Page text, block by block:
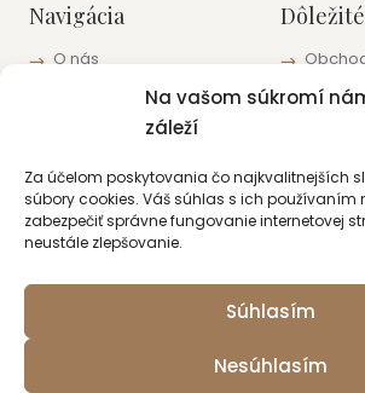
Na vašom súkromí
záleží
Za účelom poskytovania čo najkvalitnejších
súbory cookies. Váš súhlas s ich používaním
zabezpečiť správne fungovanie internetovej
neustále zlepšovanie.
Súhlasím
Nesúhlasím
Navigácia
O nás
Pracoviská a kontakty
Kontakt
+421 915 422 220
bratislava@lauros.sk